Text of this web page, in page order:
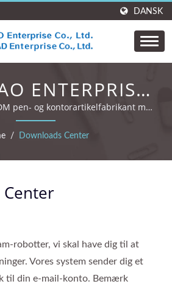
DANSK
ENTERPRISE.
LTD.
pen- og kontorartikelfabrikant med
og globale certificeringer.
/ Downloads Center
robotter, vi skal have dig til at
Vores system sender dig et
til din e-mail-konto. Bemærk